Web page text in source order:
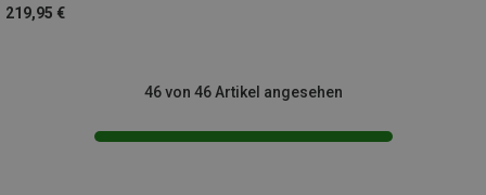
219,95 €
46 von 46 Artikel angesehen